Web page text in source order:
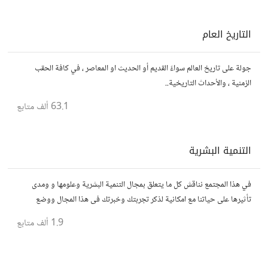
التاريخ العام
جولة على تاريخ العالم سواءً القديم أو الحديث او المعاصر ، في كافة الحقب
الزمنية ، والأحداث التاريخية..
63.1 ألف متابع
التنمية البشرية
في هذا المجتمع نناقش كل ما يتعلق بمجال التنمية البشرية وعلومها و ومدى
تأثيرها على حياتنا مع امكانية لذكر تجربتك وخبرتك فى هذا المجال ووضع
مقالات وروابط وفيديوهات مفيدة تعمل على التحفيز والنجاح والتقدم
1.9 ألف متابع